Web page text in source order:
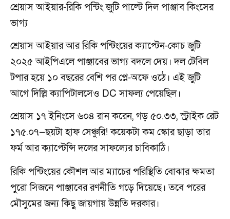
শ্রেয়াস আইয়ার-রিকি পন্টিং জুটি পাল্টে দিল পাঞ্জাব কিংসের
ভাগ্য
শ্রেয়াস আইয়ার আর রিকি পন্টিংয়ের ক্যাপ্টেন-কোচ জুটি
২০২৫ আইপিএলে পাঞ্জাবের ভাগ্য বদলে দেয়। দল টেবিল
টপার হয়ে ১০ বছরের বেশি পর প্লে-অফে ওঠে। এই জুটি
আগে দিল্লি ক্যাপিটালসেও DC সাফল্য পেয়েছিল।
শ্রেয়াস ১৭ ইনিংসে ৬০৪ রান করেন, গড় ৫০.৩৩, স্ট্রাইক রেট
১৭৫.০৭—ছয়টা হাফ সেঞ্চুরি! কয়েকটা কম স্কোর ছাড়া তার
ফর্ম আর ক্যাপ্টেন্সি দলের সাফল্যের চাবিকাঠি।
রিকি পন্টিংয়ের কৌশল আর ম্যাচের পরিস্থিতি বোঝার ক্ষমতা
পুরো সিজনে পাঞ্জাবের রণনীতি গড়ে দিয়েছে। তবে পরের
মৌসুমের জন্য কিছু জায়গায় উন্নতি দরকার।